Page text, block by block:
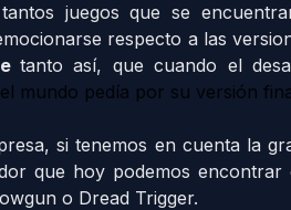
juegos que se
respecto a las
tanto así, que cuando el
mundo pedía por su versión
si tenemos en cuenta la
que hoy podemos encontrar
o Dread Trigger.